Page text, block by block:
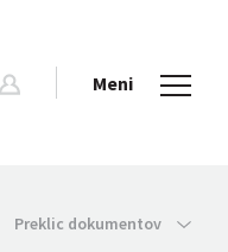
Meni
Preklic dokumentov